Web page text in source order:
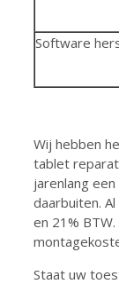
Software
Wij hebben
tablet
jarenlang
daarbuiten.
en 21%
Staat uw